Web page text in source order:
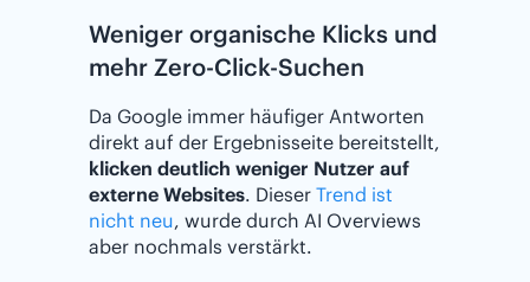
Weniger organische Klicks und
mehr Zero-Click-Suchen
Da Google immer häufiger Antworten
direkt auf der Ergebnisseite bereitstellt,
klicken deutlich weniger Nutzer auf
externe Websites. Dieser Trend ist
nicht neu, wurde durch AI Overviews
aber nochmals verstärkt.